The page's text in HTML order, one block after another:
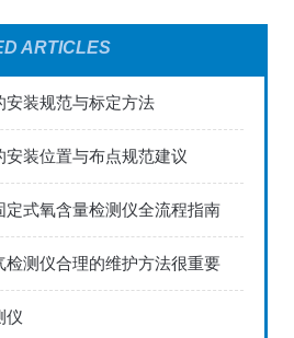
ARTICLES
安装规范与标定方法
安装位置与布点规范建议
定式氧含量检测仪全流程指南
检测仪合理的维护方法很重要
仪